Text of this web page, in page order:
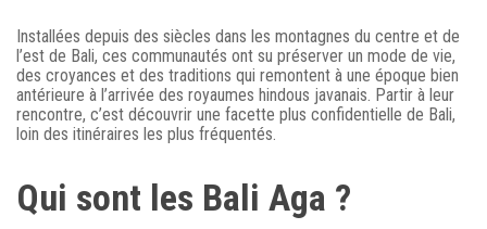
Installées depuis des siècles dans les montagnes du centre et de
l’est de Bali, ces communautés ont su préserver un mode de vie,
des croyances et des traditions qui remontent à une époque bien
antérieure à l’arrivée des royaumes hindous javanais. Partir à leur
rencontre, c’est découvrir une facette plus confidentielle de Bali,
loin des itinéraires les plus fréquentés.
Qui sont les Bali Aga ?